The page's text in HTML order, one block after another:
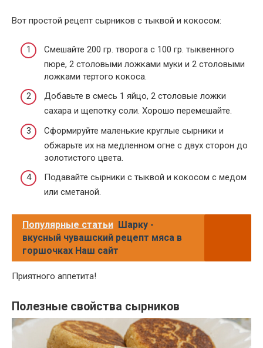
Вот простой рецепт сырников с тыквой и кокосом:
Смешайте 200 гр. творога с 100 гр. тыквенного
пюре, 2 столовыми ложками муки и 2 столовыми
ложками тертого кокоса.
Добавьте в смесь 1 яйцо, 2 столовые ложки
сахара и щепотку соли. Хорошо перемешайте.
Сформируйте маленькие круглые сырники и
обжарьте их на медленном огне с двух сторон до
золотистого цвета.
Подавайте сырники с тыквой и кокосом с медом
или сметаной.
Популярные статьи Шарку -
вкусный чувашский рецепт мяса в
горшочках Наш сайт
Приятного аппетита!
Полезные свойства сырников